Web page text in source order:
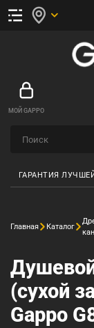
МОЙ GAPPO
ГАРАНТИЯ
Главная Каталог
(сухой
Gappo